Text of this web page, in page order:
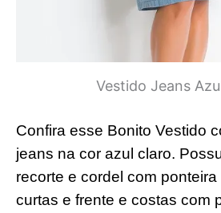
Vestido Jeans
Confira esse Bonito Vestido
jeans na cor azul claro.
recorte e cordel com
curtas e frente e costas com